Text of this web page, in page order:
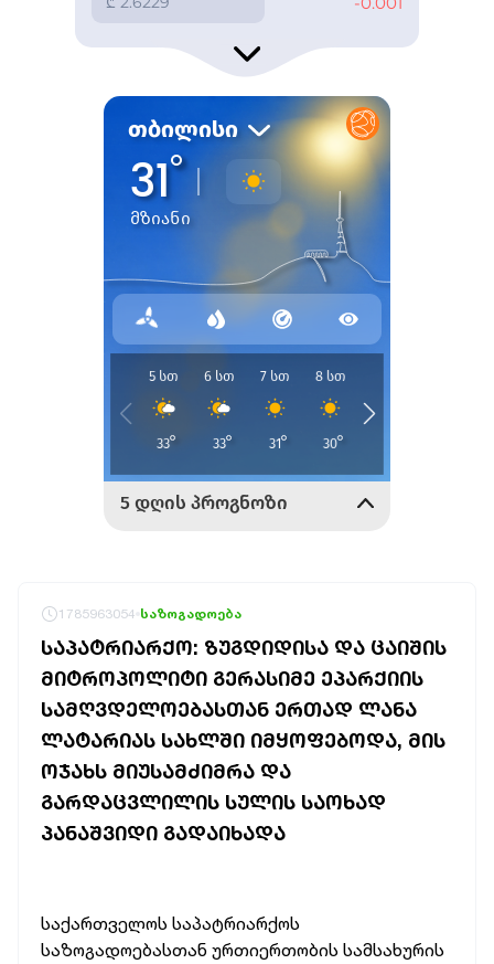
1785963054 საზოგადოება
ᲡᲐᲞᲐᲢᲠᲘᲐᲠᲥᲝ: ᲖᲣᲒᲓᲘᲓᲘᲡᲐ ᲓᲐ ᲪᲐᲘᲨᲘᲡ
ᲛᲘᲢᲠᲝᲞᲝᲚᲘᲢᲘ ᲒᲔᲠᲐᲡᲘᲛᲔ ᲔᲞᲐᲠᲥᲘᲘᲡ
ᲡᲐᲛᲦᲕᲓᲔᲚᲝᲔᲑᲐᲡᲗᲐᲜ ᲔᲠᲗᲐᲓ ᲚᲐᲜᲐ
ᲚᲐᲢᲐᲠᲘᲐᲡ ᲡᲐᲮᲚᲨᲘ ᲘᲛᲧᲝᲤᲔᲑᲝᲓᲐ, ᲛᲘᲡ
ᲝᲯᲐᲮᲡ ᲛᲘᲣᲡᲐᲛᲫᲘᲛᲠᲐ ᲓᲐ
ᲒᲐᲠᲓᲐᲪᲕᲚᲘᲚᲘᲡ ᲡᲣᲚᲘᲡ ᲡᲐᲝᲮᲐᲓ
ᲞᲐᲜᲐᲨᲕᲘᲓᲘ ᲒᲐᲓᲐᲘᲮᲐᲓᲐ
საქართველოს საპატრიარქოს
საზოგადოებასთან ურთიერთობის სამსახურის